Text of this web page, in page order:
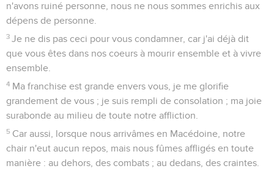
n'avons ruiné personne, nous ne nous sommes enrichis aux
dépens de personne.
3 Je ne dis pas ceci pour vous condamner, car j'ai déjà dit
que vous êtes dans nos coeurs à mourir ensemble et à vivre
ensemble.
4 Ma franchise est grande envers vous, je me glorifie
grandement de vous ; je suis rempli de consolation ; ma joie
surabonde au milieu de toute notre affliction.
5 Car aussi, lorsque nous arrivâmes en Macédoine, notre
chair n'eut aucun repos, mais nous fûmes affligés en toute
manière : au dehors, des combats ; au dedans, des craintes.